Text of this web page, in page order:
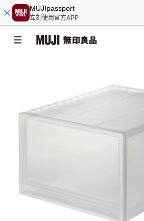
MUJIpassport
立刻使用官方APP